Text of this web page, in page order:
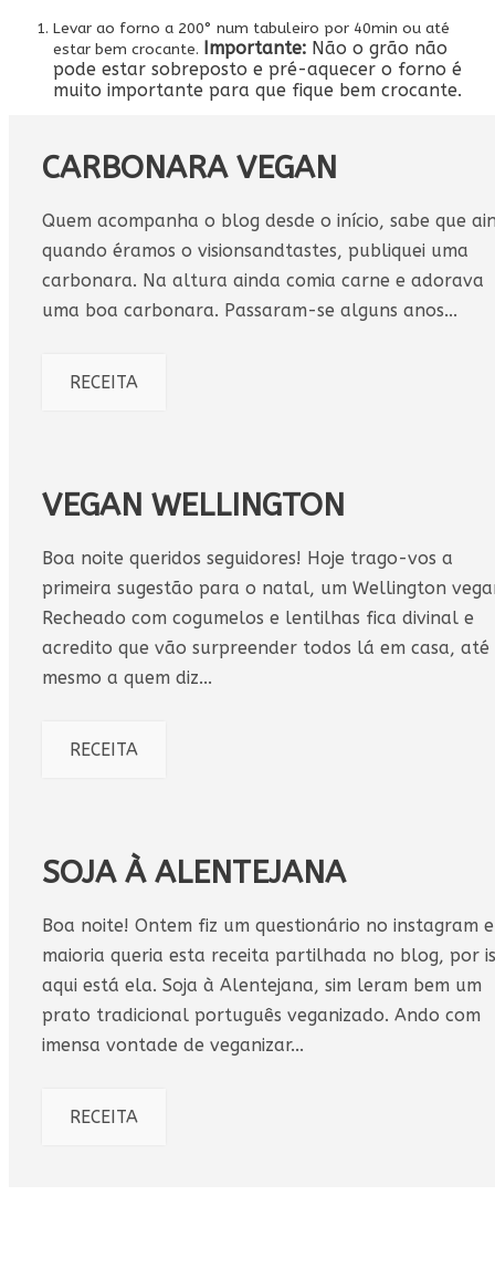
Levar ao forno a 200° num tabuleiro por 40min ou até
estar bem crocante. Importante: Não o grão não
pode estar sobreposto e pré-aquecer o forno é
muito importante para que fique bem crocante.
CARBONARA VEGAN
Quem acompanha o blog desde o início, sabe que
quando éramos o visionsandtastes, publiquei uma
carbonara. Na altura ainda comia carne e adorava
uma boa carbonara. Passaram-se alguns anos...
RECEITA
VEGAN WELLINGTON
Boa noite queridos seguidores! Hoje trago-vos a
primeira sugestão para o natal, um Wellington
Recheado com cogumelos e lentilhas fica divinal e
acredito que vão surpreender todos lá em casa, até
mesmo a quem diz...
RECEITA
SOJA À ALENTEJANA
Boa noite! Ontem fiz um questionário no instagram
maioria queria esta receita partilhada no blog, por
aqui está ela. Soja à Alentejana, sim leram bem um
prato tradicional português veganizado. Ando com
imensa vontade de veganizar...
RECEITA